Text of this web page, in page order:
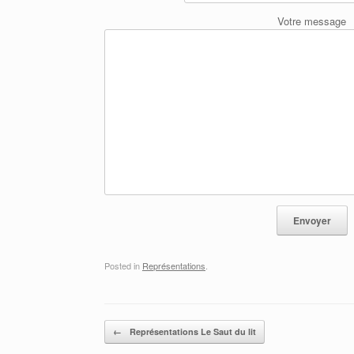
Votre message
Posted in Représentations
Post navigation
← Représentations Le Saut du lit